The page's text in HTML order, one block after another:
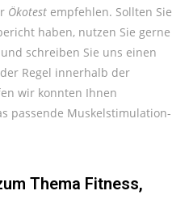
Ökotest empfehlen. Sollten Sie
haben, nutzen Sie gerne
und schreiben Sie uns einen
Regel innerhalb der
wir konnten Ihnen
passende Muskelstimulation-
Thema Fitness,